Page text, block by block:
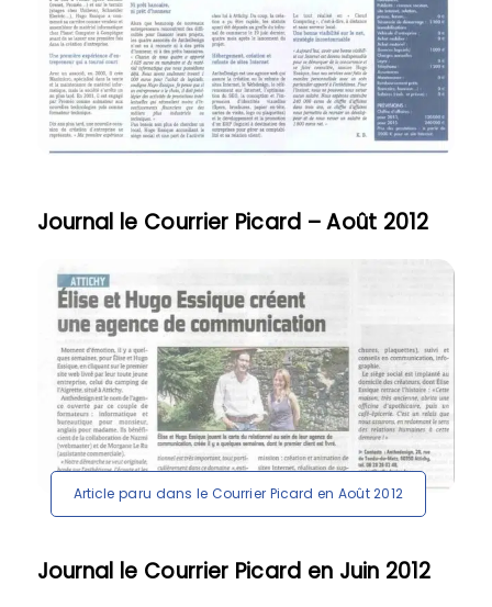
Journal le Courrier Picard – Août 2012
Article paru dans le Courrier Picard en Août 2012
Journal le Courrier Picard en Juin 2012